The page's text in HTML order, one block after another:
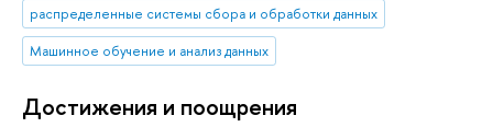
распределенные системы сбора и обработки данных
Машинное обучение и анализ данных
Достижения и поощрения